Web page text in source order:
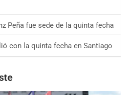
Peña fue sede de la quinta fecha
con la quinta fecha en Santiago